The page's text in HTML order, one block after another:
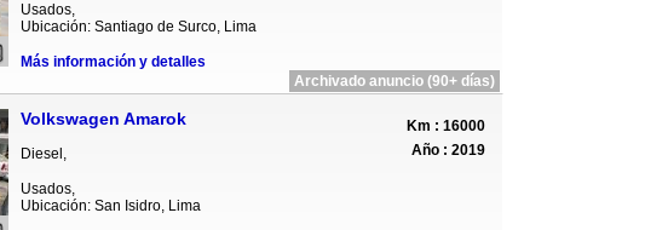
Usados,
Ubicación: Santiago de Surco, Lima
Más información y detalles
Archivado anuncio (90+ días)
Volkswagen Amarok
Diesel,
Usados,
Ubicación: San Isidro, Lima
Km : 16000
Año : 2019